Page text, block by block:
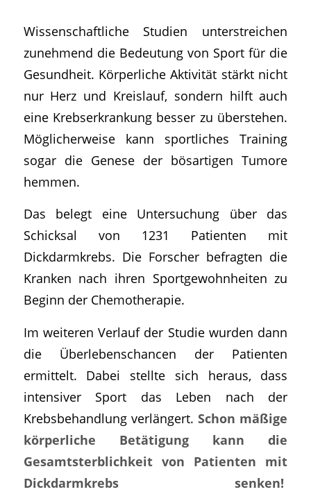
Wissenschaftliche Studien unterstreichen
zunehmend die Bedeutung von Sport für die
Gesundheit. Körperliche Aktivität stärkt nicht
nur Herz und Kreislauf, sondern hilft auch
eine Krebserkrankung besser zu überstehen.
Möglicherweise kann sportliches Training
sogar die Genese der bösartigen Tumore
hemmen.
Das belegt eine Untersuchung über das
Schicksal von 1231 Patienten mit
Dickdarmkrebs. Die Forscher befragten die
Kranken nach ihren Sportgewohnheiten zu
Beginn der Chemotherapie.
Im weiteren Verlauf der Studie wurden dann
die Überlebenschancen der Patienten
ermittelt. Dabei stellte sich heraus, dass
intensiver Sport das Leben nach der
Krebsbehandlung verlängert.Schon mäßige
körperliche Betätigung kann die
Gesamtsterblichkeit von Patienten mit
Dickdarmkrebs senken!